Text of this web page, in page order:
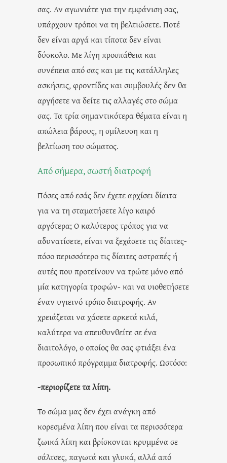
σας. Αν αγωνιάτε για την εμφάνιση σας,
υπάρχουν τρόποι να τη βελτιώσετε. Ποτέ
δεν είναι αργά και τίποτα δεν είναι
δύσκολο. Με λίγη προσπάθεια και
συνέπεια από σας και με τις κατάλληλες
ασκήσεις, φροντίδες και συμβουλές δεν θα
αργήσετε να δείτε τις αλλαγές στο σώμα
σας. Τα τρία σημαντικότερα θέματα είναι η
απώλεια βάρους, η σμίλευση και η
βελτίωση του σώματος.
Από σήμερα, σωστή διατροφή
Πόσες από εσάς δεν έχετε αρχίσει δίαιτα
για να τη σταματήσετε λίγο καιρό
αργότερα; Ο καλύτερος τρόπος για να
αδυνατίσετε, είναι να ξεχάσετε τις δίαιτες-
πόσο περισσότερο τις δίαιτες αστραπές ή
αυτές που προτείνουν να τρώτε μόνο από
μία κατηγορία τροφών- και να υιοθετήσετε
έναν υγιεινό τρόπο διατροφής. Αν
χρειάζεται να χάσετε αρκετά κιλά,
καλύτερα να απευθυνθείτε σε ένα
διαιτολόγο, ο οποίος θα σας φτιάξει ένα
προσωπικό πρόγραμμα διατροφής. Ωστόσο:
-περιορίζετε τα λίπη.
Το σώμα μας δεν έχει ανάγκη από
κορεσμένα λίπη που είναι τα περισσότερα
ζωικά λίπη και βρίσκονται κρυμμένα σε
σάλτσες, παγωτά και γλυκά, αλλά από